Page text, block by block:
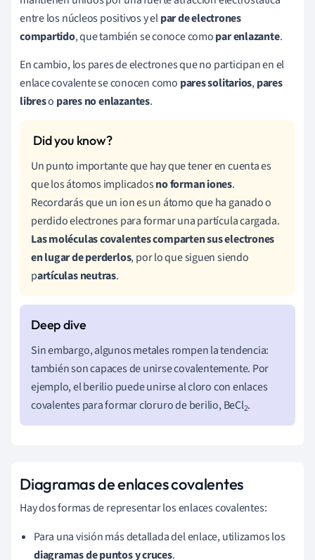
entre los núcleos positivos y elpar de electrones
compartido, que también se conoce comopar enlazante.
En cambio, los pares de electrones que no participan en el
enlace covalente se conocen como pares solitarios,pares
libreso pares no enlazantes.
Un punto importante que hay que tener en cuenta es
que los átomos implicadosno forman iones.
Recordarás que un ion es un átomo que ha ganado o
perdido electrones para formar una partícula cargada.
Las moléculas covalentes comparten sus electrones
en lugar de perderlos, por lo que siguen siendo
partículas neutras.
Sin embargo, algunos metales rompen la tendencia:
también son capaces de unirse covalentemente. Por
ejemplo, el berilio puede unirse al cloro con enlaces
covalentes para formar cloruro de berilio, BeCl2.
Diagramas de enlaces covalentes
Hay dos formas de representar los enlaces covalentes:
Para una visión más detallada del enlace, utilizamos los
diagramas de puntos y cruces.